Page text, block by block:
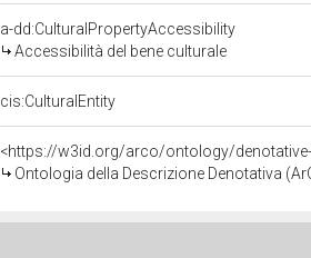
a-dd:CulturalPropertyAccessibility
Accessibilità del bene culturale
cis:CulturalEntity
<https://w3id.org/arco/ontology/
Ontologia della Descrizione Denotativa